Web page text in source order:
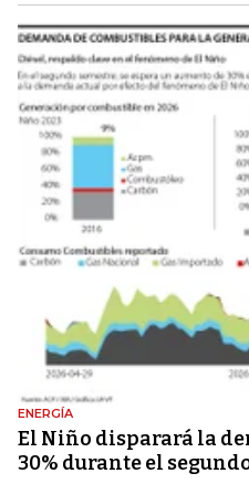
ENERGÍA
El Niño disparará la
30% durante el